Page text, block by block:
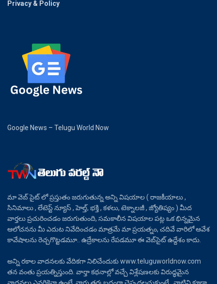
Privacy & Policy
Google News – Telugu World Now
మా వెబ్ సైట్ లో ప్రస్తుతం జరుగుతున్న అన్ని విషయాల ( రాజకీయాలు ,
సినిమాలు , లేటెస్ట్ న్యూస్ , హెల్త్, భక్తి , కళలు, టెక్నాలజీ , జ్యోతిష్యం ) మీద
వార్తలు ప్రచురించడం జరుగుతుంది, సమకాలీన విషయాల పట్ల ఒక భిన్నమైన
ఆలోచనను మీ ఎదుట నివేదించడం మాత్రమే మా ప్రయత్నం, చదివే వారిలో ఆవేశ
కావేషాలను రెచ్చగొట్టడమూ.. ఉద్రేకాలను రేపడమూ ఈ వెబ్‌సైట్ ఉద్దేశం కాదు.
అన్ని రకాల వాదనలకు వేదికగా నిలిచేందుకు www.teluguworldnow.com
తన వంతు ప్రయత్నిస్తుంది. వార్తా కథనాల్లో వచ్చే విశ్లేషణలకు విరుద్ధమైన